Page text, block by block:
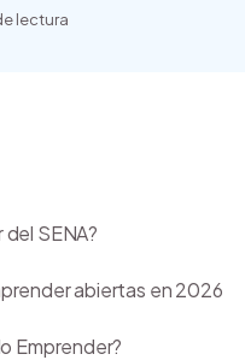
lectura
SENA?
abiertas en 2026
Emprender?